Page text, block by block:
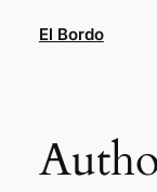
El Bordo